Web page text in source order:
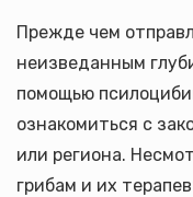
Прежде чем
неизведанным
помощью
ознакомиться с
или региона.
грибам и их